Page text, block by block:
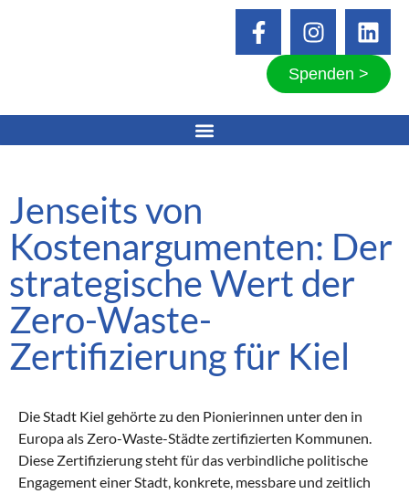
Spenden >
Jenseits von
Kostenargumenten: Der
strategische Wert der
Zero-Waste-
Zertifizierung für Kiel
Die Stadt Kiel gehörte zu den Pionierinnen unter den in
Europa als Zero-Waste-Städte zertifizierten Kommunen.
Diese Zertifizierung steht für das verbindliche politische
Engagement einer Stadt, konkrete, messbare und zeitlich